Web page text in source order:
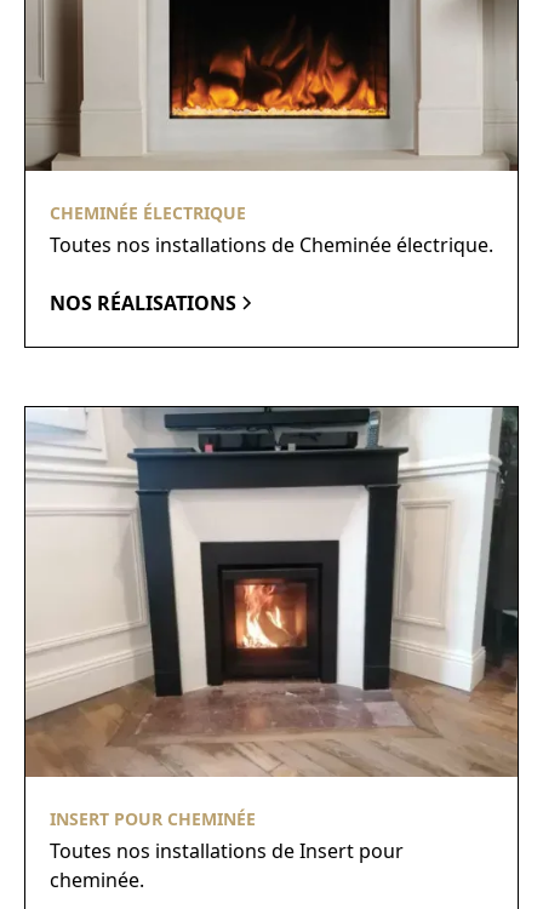
CHEMINÉE ÉLECTRIQUE
Toutes nos installations de Cheminée électrique.
NOS RÉALISATIONS
INSERT POUR CHEMINÉE
Toutes nos installations de Insert pour
cheminée.